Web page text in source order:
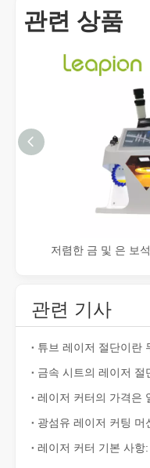
정밀 방법입니다. 높은
방법입니다. 정확성, 효
관련 상품
관련 기사
튜브 레이저 절단이란
금속 시트의 레이저 절
레이저 커터 기본 사항